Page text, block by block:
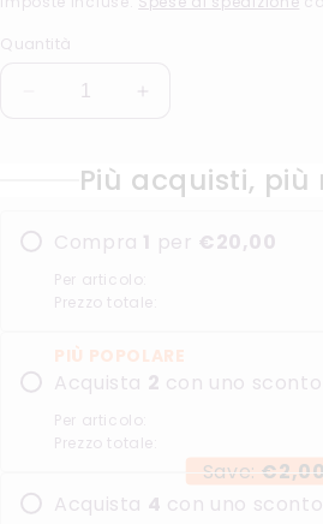
r
c
listino
Quantità
Diminuisci
Vassoio
per
rollare
RAW
per
rollare
in
Più acquisti, più
Compra 1 per €20,00
Per articolo:
Prezzo totale:
PIÙ POPOLARE
Acquista 2 con uno
Per articolo:
Prezzo totale:
Save: €2,00
Acquista 4 con uno